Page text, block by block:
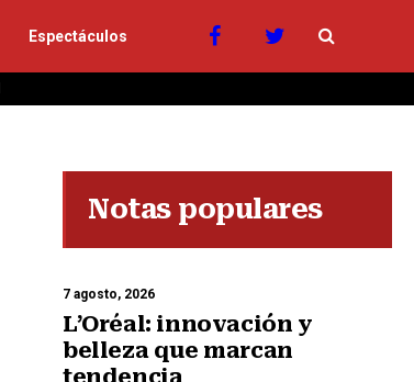
Espectáculos
Notas populares
7 agosto, 2026
L’Oréal: innovación y
belleza que marcan
tendencia